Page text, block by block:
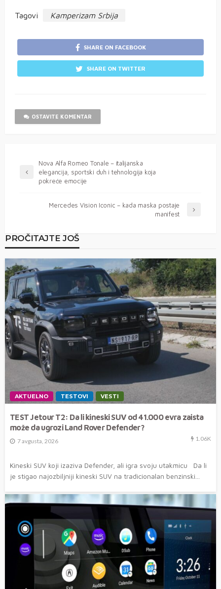
Tagovi Kamperizam Srbija
SHARE ON FACEBOOK
SHARE ON TWITTER
OSTAVITE KOMENTAR
Nova Alfa Romeo Tonale – italijanska
elegancija, sportski duh i tehnologija koja
pokreće emocije
Mercedes Vision Iconic – kada maska postaje
manifest
PROČITAJTE JOŠ
AKTUELNO TESTOVI VESTI
TEST Jetour T2: Da li kineski SUV od 41.000 evra zaista
može da ugrozi Land Rover Defender?
7 avgusta, 2026 1.06K
Kineski SUV koji izaziva Defender, ali igra svoju utakmicu Da li
je stigao najozbiljniji kineski SUV na tradicionalan benzinski...